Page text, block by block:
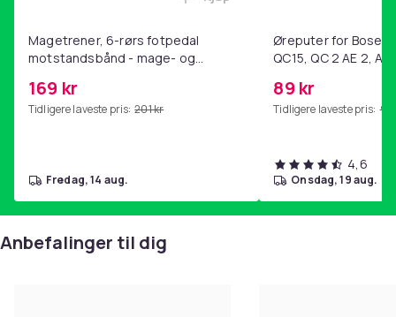
Magetrener, 6-rørs fotpedal
motstandsbånd - mage- og
hjemmegymnastikk Pink
169 kr
Tidligere laveste pris: 201 kr
Legg Magetrener, 6-rørs
fredag, 14 aug.
Øreputer for Bose
QC15, QC 2 AE 2, AE
89 kr
Tidligere laveste pris: 99
4,6
onsdag, 19 aug.
Anbefalinger til dig